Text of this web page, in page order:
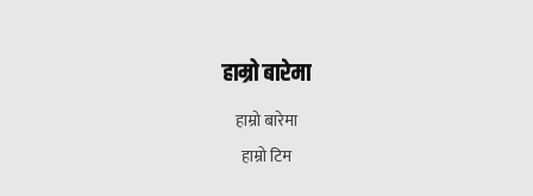
हाम्रो बारेमा
हाम्रो बारेमा
हाम्रो टिम